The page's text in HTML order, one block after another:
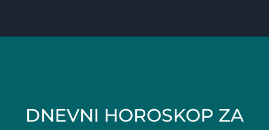
DNEVNI HOROSKOP ZA